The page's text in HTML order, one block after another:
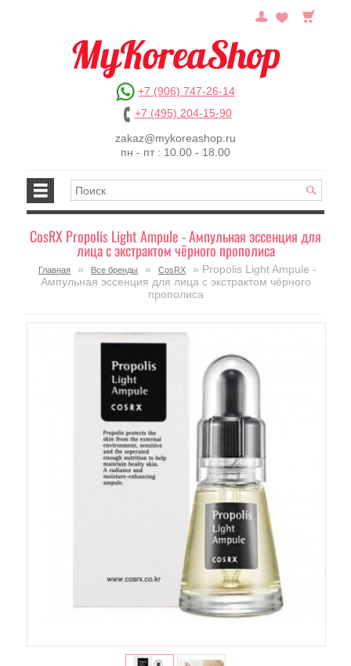
+7 (906) 747-26-14
+7 (495) 204-15-90
zakaz@mykoreashop.ru
пн - пт : 10.00 - 18.00
CosRX Propolis Light Ampule - Ампульная эссенция для
лица с экстрактом чёрного прополиса
Главная » Все бренды » CosRX
» Propolis Light Ampule -
Ампульная эссенция для лица с экстрактом чёрного
прополиса